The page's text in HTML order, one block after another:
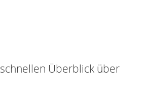
Überblick über